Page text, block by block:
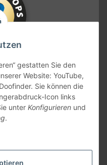
gestatten Sie den
Website: YouTube,
Sie können die
Icon links
unter Konfigurieren und
.